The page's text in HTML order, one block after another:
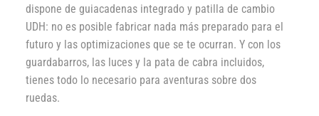
dispone de guiacadenas integrado y patilla de cambio
UDH: no es posible fabricar nada más preparado para el
futuro y las optimizaciones que se te ocurran. Y con los
guardabarros, las luces y la pata de cabra incluidos,
tienes todo lo necesario para aventuras sobre dos
ruedas.